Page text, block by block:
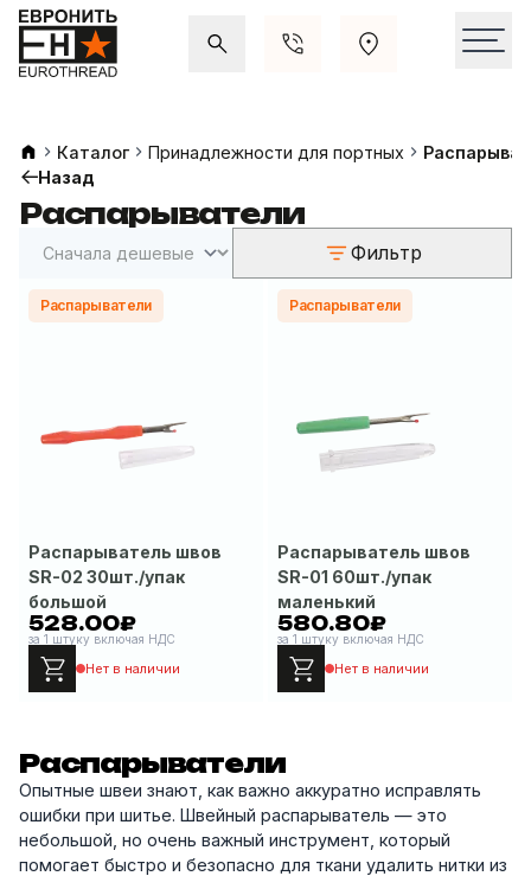
Каталог Принадлежности для портных
Назад
Распарыватели
Фильтр
Распарыватели
Распарыватель швов
SR-02 30шт./упак
большой
528.00₽
за 1 штуку включая НДС
Нет в наличии
Распарыватели
Распарыватель швов
SR-01 60шт./упак
маленький
580.80₽
за 1 штуку включая НДС
Нет в наличии
Распарыватели
Опытные швеи знают, как важно аккуратно исправлять
ошибки при шитье. Швейный распарыватель — это
небольшой, но очень важный инструмент, который
помогает быстро и безопасно для ткани удалить нитки из